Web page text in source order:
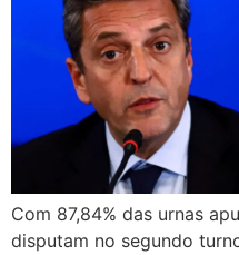
Com 87,84% das urnas
disputam no segundo